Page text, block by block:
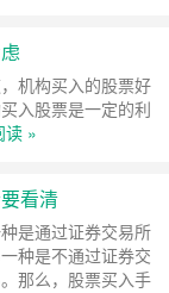
机构买入的股票好
入股票是一定的利
读 »
看清
是通过证券交易所
种是不通过证券交
那么，股票买入手